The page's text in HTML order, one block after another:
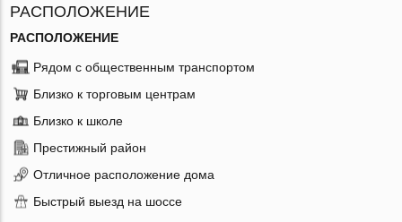
РАСПОЛОЖЕНИЕ
РАСПОЛОЖЕНИЕ
Рядом с общественным транспортом
Близко к торговым центрам
Близко к школе
Престижный район
Отличное расположение дома
Быстрый выезд на шоссе